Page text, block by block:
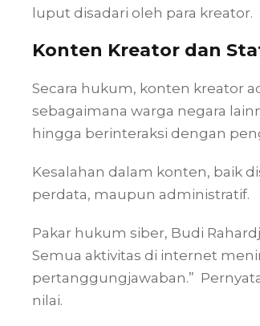
luput disadari oleh para kreator.
Konten Kreator dan
Secara hukum, konten kreator
sebagaimana warga negara
hingga berinteraksi dengan
Kesalahan dalam konten, baik
perdata, maupun administratif.
Pakar hukum siber, Budi
Semua aktivitas di internet
pertanggungjawaban.”
nilai.